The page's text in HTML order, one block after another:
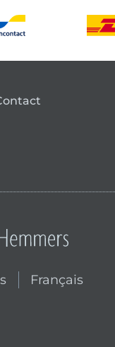
Nederlandse
Français
Wissel naar de